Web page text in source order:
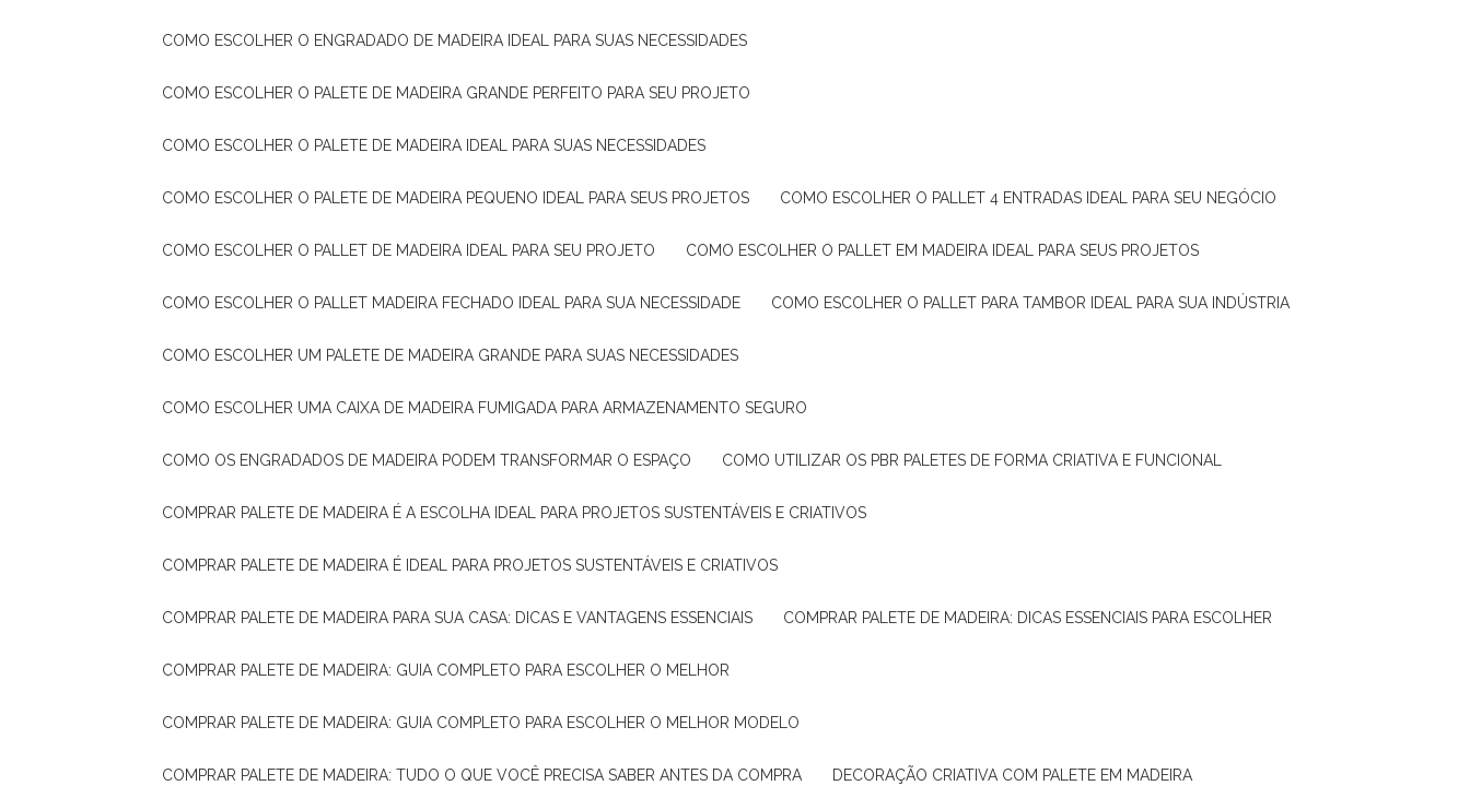
COMO ESCOLHER O ENGRADADO DE MADEIRA IDEAL PARA SUAS NECESSIDADES
COMO ESCOLHER O PALETE DE MADEIRA GRANDE PERFEITO PARA SEU PROJETO
COMO ESCOLHER O PALETE DE MADEIRA IDEAL PARA SUAS NECESSIDADES
COMO ESCOLHER O PALETE DE MADEIRA PEQUENO IDEAL PARA SEUS PROJETOS COMO ESCOLHER O PALLET 4 ENTRADAS IDEAL PARA SEU NEGÓCIO
COMO ESCOLHER O PALLET DE MADEIRA IDEAL PARA SEU PROJETO COMO ESCOLHER O PALLET EM MADEIRA IDEAL PARA SEUS PROJETOS
COMO ESCOLHER O PALLET MADEIRA FECHADO IDEAL PARA SUA NECESSIDADE COMO ESCOLHER O PALLET PARA TAMBOR IDEAL PARA SUA INDÚSTRIA
COMO ESCOLHER UM PALETE DE MADEIRA GRANDE PARA SUAS NECESSIDADES
COMO ESCOLHER UMA CAIXA DE MADEIRA FUMIGADA PARA ARMAZENAMENTO SEGURO
COMO OS ENGRADADOS DE MADEIRA PODEM TRANSFORMAR O ESPAÇO COMO UTILIZAR OS PBR PALETES DE FORMA CRIATIVA E FUNCIONAL
COMPRAR PALETE DE MADEIRA É A ESCOLHA IDEAL PARA PROJETOS SUSTENTÁVEIS E CRIATIVOS
COMPRAR PALETE DE MADEIRA É IDEAL PARA PROJETOS SUSTENTÁVEIS E CRIATIVOS
COMPRAR PALETE DE MADEIRA PARA SUA CASA: DICAS E VANTAGENS ESSENCIAIS COMPRAR PALETE DE MADEIRA: DICAS ESSENCIAIS PARA ESCOLHER
COMPRAR PALETE DE MADEIRA: GUIA COMPLETO PARA ESCOLHER O MELHOR
COMPRAR PALETE DE MADEIRA: GUIA COMPLETO PARA ESCOLHER O MELHOR MODELO
COMPRAR PALETE DE MADEIRA: TUDO O QUE VOCÊ PRECISA SABER ANTES DA COMPRA DECORAÇÃO CRIATIVA COM PALETE EM MADEIRA